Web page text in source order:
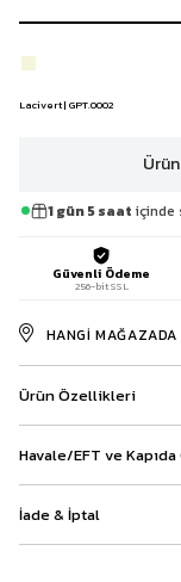
Lacivert | GPT.0002
1 gün 5 saat içinde
Güvenli Ödeme
256-bit SSL
HANGI MAĞAZADA
Ürün Özellikleri
Havale/EFT ve
İade & İptal